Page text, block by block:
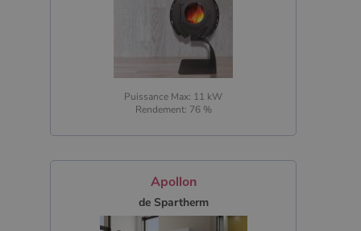
Puissance Max: 11 kW
Rendement: 76 %
Apollon
de Spartherm